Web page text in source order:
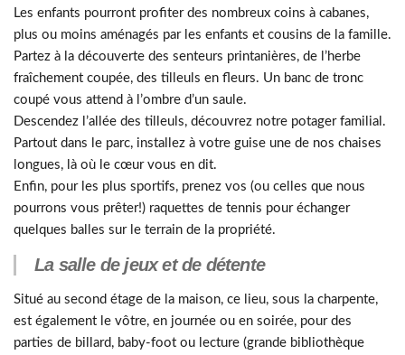
Les enfants pourront profiter des nombreux coins à cabanes,
plus ou moins aménagés par les enfants et cousins de la famille.
Partez à la découverte des senteurs printanières, de l’herbe
fraîchement coupée, des tilleuls en fleurs. Un banc de tronc
coupé vous attend à l’ombre d’un saule.
Descendez l’allée des tilleuls, découvrez notre potager familial.
Partout dans le parc, installez à votre guise une de nos chaises
longues, là où le cœur vous en dit.
Enfin, pour les plus sportifs, prenez vos (ou celles que nous
pourrons vous prêter!) raquettes de tennis pour échanger
quelques balles sur le terrain de la propriété.
La salle de jeux et de détente
Situé au second étage de la maison, ce lieu, sous la charpente,
est également le vôtre, en journée ou en soirée, pour des
parties de billard, baby-foot ou lecture (grande bibliothèque